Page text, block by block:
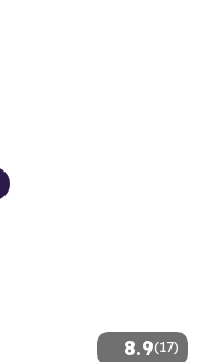
8.9(17)